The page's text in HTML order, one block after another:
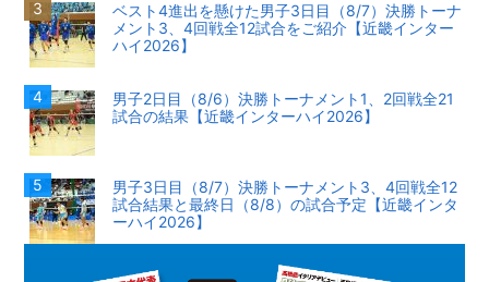
ベスト4進出を懸けた男子3日目（8/7）決勝トーナ
メント3、4回戦全12試合をご紹介【近畿インター
ハイ2026】
男子2日目（8/6）決勝トーナメント1、2回戦全21
試合の結果【近畿インターハイ2026】
男子3日目（8/7）決勝トーナメント3、4回戦全12
試合結果と最終日（8/8）の試合予定【近畿インタ
ーハイ2026】